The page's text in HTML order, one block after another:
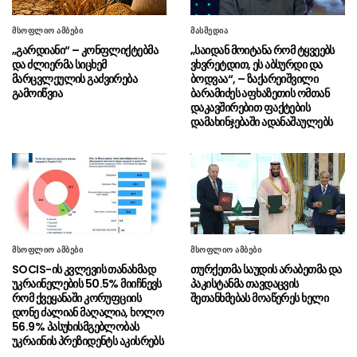
ნია იმნაძეს და ანასტასია ბერუაშვილს”
07.08 - 15:13
“არა მხოლოდ მკაცრი,
საქართველო იცავდა ჩვენი ქვეყნის ღირსებას
და ტერიტორიულ მთლიანობას ყველა
ასპარეზზე”
“ნაციონალური მოძრაობიდან“
ჰქონდათ ნაყიდი, ზოგი საბაჟოებზე
გადადიოდა”
07.08 - 15:07
“მე არასდროს მახსოვს, მე
პირადად ან ჩემს ირგვლივ რბილი
განცხადებებით რომ გამოირჩეოდა ვინმე
რუსეთის მიმართ”
07.08 - 14:49ნიკოლ ფაშინიანი –
ევროკავშირს სომხეთზე გავლენის არანაირი
ბერკეტი არ აქვს
07.08 - 14:37პირველი კლასის
მსოფლიო ამბები
„გარდიანი“ – კონფლიქტებმა
და ძლიერმა სიცხემ
მარცვლეულის გაძვირება
გამოიწვია
მასმედია
„საიდან მოიტანა რომ ტყვეებს
ვხვრეტდით, ეს აბსურდი და
ბოდვაა“, – ზაქარეიშვილი
ბარამიძეს აფხაზეთის ომთან
დაკავშირებით ფაქტების
დამახინჯებაში ადანაშაულებს
მსოფლიო ამბები
SOCIS-ის კვლევის თანახმად
უკრაინელების 50.5% მიიჩნევს
რომ ქვეყანაში კორუფციის
დონე ძალიან მაღალია, ხოლო
56.9% პასუხისმგებლობას
უკრაინის პრეზიდენტს აკისრებს
მსოფლიო ამბები
თურქეთმა საუდის არაბეთმა და
პაკისტანმა თავდაცვის
შეთანხმებას მოაწერეს ხელი